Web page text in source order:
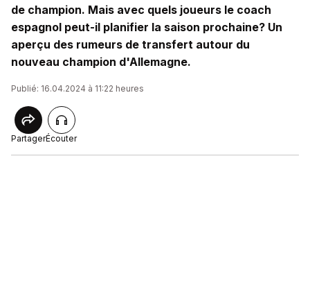
de champion. Mais avec quels joueurs le coach
espagnol peut-il planifier la saison prochaine? Un
aperçu des rumeurs de transfert autour du
nouveau champion d'Allemagne.
Publié: 16.04.2024 à 11:22 heures
PartagerÉcouter